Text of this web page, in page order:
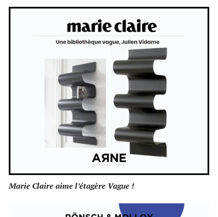
Marie Claire aime l’étagère Vague !